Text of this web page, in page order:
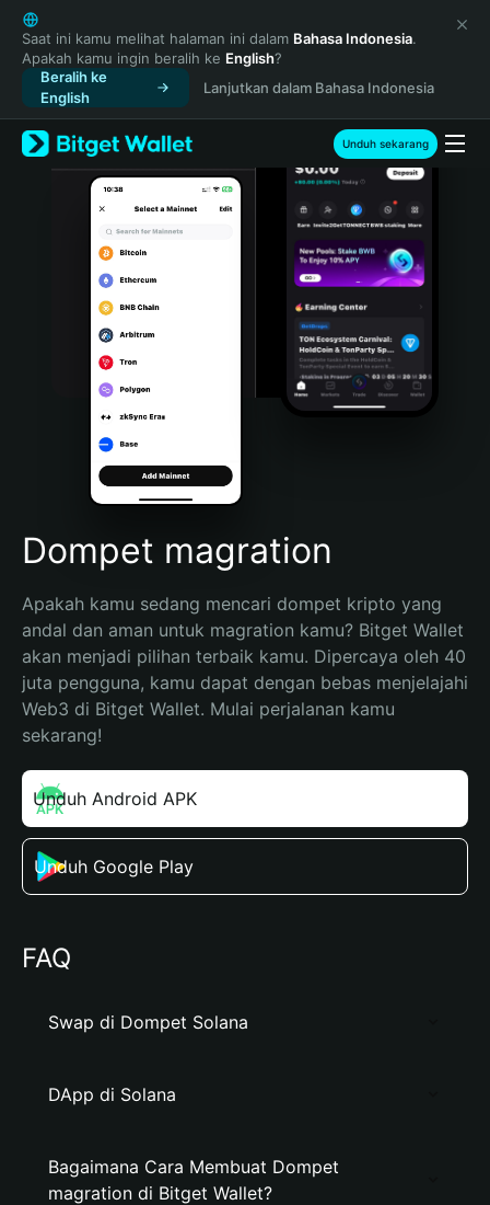
English
日本語
Tiếng Việt
Русский
Español (Latinoamérica)
Türkçe
Italiano
Português (Portugal)
Bahasa Indonesia
Português (Brasil)
Español (Argentina)
Saat ini kamu melihat halaman ini dalam Bahasa Indonesia.
Apakah kamu ingin beralih ke English?
Beralih ke
English
Lanjutkan dalam Bahasa Indonesia
Unduh sekarang
Dompet magration
Apakah kamu sedang mencari dompet kripto yang
andal dan aman untuk magration kamu? Bitget Wallet
akan menjadi pilihan terbaik kamu. Dipercaya oleh 40
juta pengguna, kamu dapat dengan bebas menjelajahi
Web3 di Bitget Wallet. Mulai perjalanan kamu
sekarang!
Unduh Android APK
Unduh Google Play
FAQ
Swap di Dompet Solana
DApp di Solana
Bagaimana Cara Membuat Dompet
magration di Bitget Wallet?